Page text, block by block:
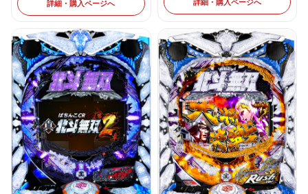
詳細・購入ページへ 詳細・購入ページへ